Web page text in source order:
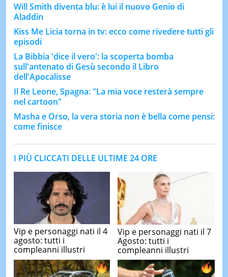
Will Smith diventa blu: è lui il nuovo Genio di
Aladdin
Kiss Me Licia torna in tv: ecco come rivedere tutti gli
episodi
La Bibbia 'dice il vero': la scoperta bomba
sull'antenato di Gesù secondo il Libro
dell'Apocalisse
Il Re Leone, Spagna: "La mia voce resterà sempre
nel cartoon"
Masha e Orso, la vera storia non è bella come pensi:
come finisce
I PIÙ CLICCATI DELLE ULTIME 24 ORE
Vip e personaggi nati il 4
agosto: tutti i
compleanni illustri
Vip e personaggi nati il 7
Agosto: tutti i
compleanni illustri